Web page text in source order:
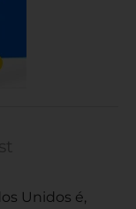
Unidos é,